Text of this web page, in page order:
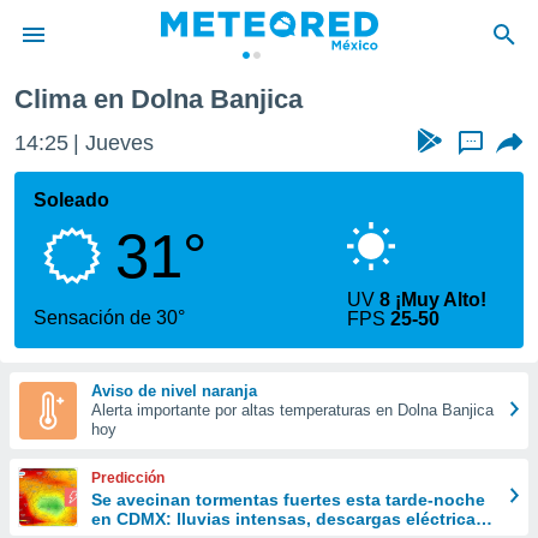
de
ha sido
calidad.
a este
las
y
forma
digital
basada
Clima en Dolna Banjica
14:25 Jueves ...
Soleado
31°
Sensación de 30°
UV8 ¡Muy Alto!
FPS25-50
Aviso de nivel naranja
Alerta importante por altas temperaturas en Dolna Banjica
hoy
Predicción
Se avecinan tormentas fuertes esta tarde-noche
en CDMX: lluvias intensas, descargas eléctricas